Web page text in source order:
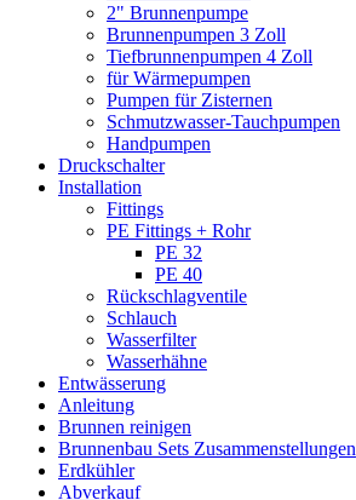
2" Brunnenpumpe
Brunnenpumpen 3 Zoll
Tiefbrunnenpumpen 4 Zoll
für Wärmepumpen
Pumpen für Zisternen
Schmutzwasser-Tauchpumpen
Handpumpen
Druckschalter
Installation
Fittings
PE Fittings + Rohr
PE 32
PE 40
Rückschlagventile
Schlauch
Wasserfilter
Wasserhähne
Entwässerung
Anleitung
Brunnen reinigen
Brunnenbau Sets Zusammenstellungen
Erdkühler
Abverkauf